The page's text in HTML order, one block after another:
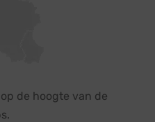
de hoogte van de